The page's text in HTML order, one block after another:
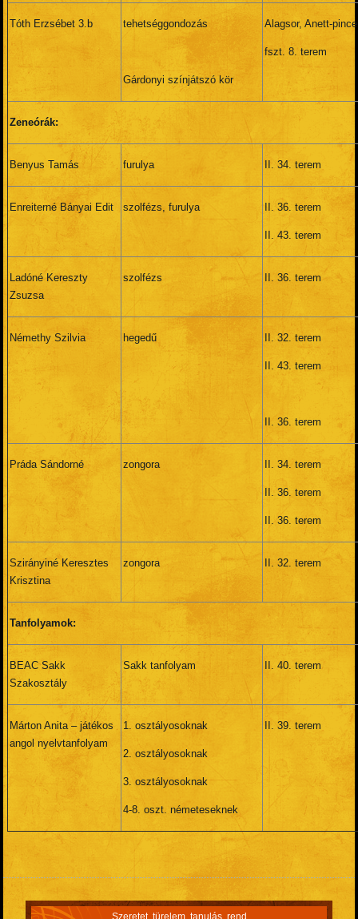
Tóth Erzsébet 3.b tehetséggondozás
Gárdonyi színjátszó kör
Alagsor, Anett-pince
fszt. 8. terem
Zeneórák:
Benyus Tamás furulya II. 34. terem
Enreiterné Bányai Edit szolfézs, furulya II. 36. terem
II. 43. terem
Ladóné Kereszty
Zsuzsa
szolfézs II. 36. terem
Némethy Szilvia hegedű II. 32. terem
II. 43. terem
II. 36. terem
Práda Sándorné zongora II. 34. terem
II. 36. terem
II. 36. terem
Szirányiné Keresztes
Krisztina
zongora II. 32. terem
Tanfolyamok:
BEAC Sakk
Szakosztály
Sakk tanfolyam II. 40. terem
Márton Anita – játékos
angol nyelvtanfolyam
1. osztályosoknak
2. osztályosoknak
3. osztályosoknak
4-8. oszt. németeseknek
II. 39. terem